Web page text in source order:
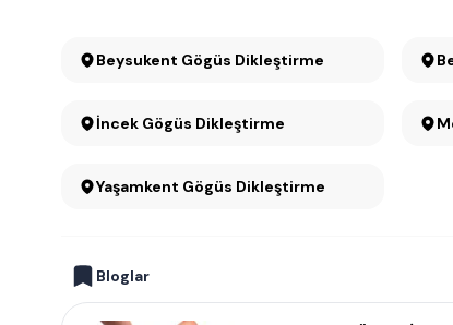
Beysukent Gögüs Dikleştirme
İncek Gögüs Dikleştirme
Yaşamkent Gögüs Dikleştirme
Bloglar